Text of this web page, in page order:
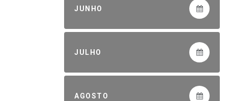
JUNHO
JULHO
AGOSTO